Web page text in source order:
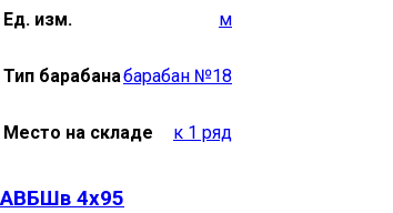
Ед. изм. м
Тип барабанабарабан №18
Место на складе к 1 ряд
АВБШв 4х95